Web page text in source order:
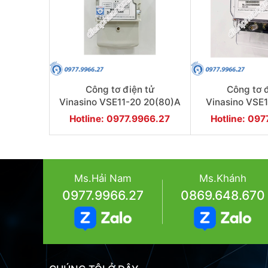
Công tơ điện tử
Vinasino VSE11-20 20(80)A
1 Pha
Hotline: 0977.9966.27
Công tơ
Vinasino
1
Hotline:
Ms.Hải Nam
0977.9966.27
Ms.Khánh
0869.648.670